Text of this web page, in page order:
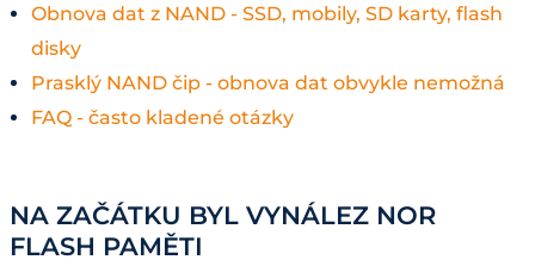
Obnova dat z NAND - SSD, mobily, SD karty, flash
disky
Prasklý NAND čip - obnova dat obvykle nemožná
FAQ - často kladené otázky
NA ZAČÁTKU BYL VYNÁLEZ NOR
FLASH PAMĚTI